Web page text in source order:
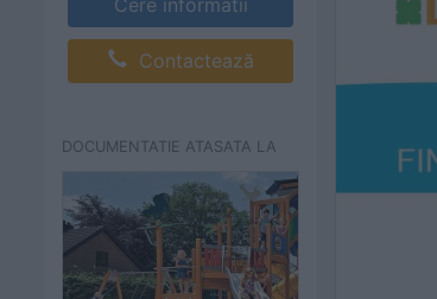
Cere informatii
Contactează
DOCUMENTATIE ATASATA LA